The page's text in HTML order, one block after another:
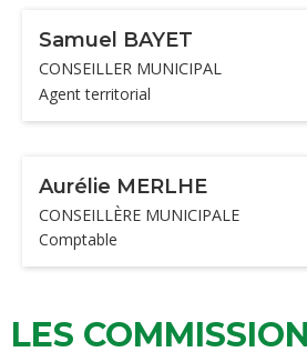
Samuel BAYET
CONSEILLER MUNICIPAL
Agent territorial
Aurélie MERLHE
CONSEILLÈRE MUNICIPALE
Comptable
LES